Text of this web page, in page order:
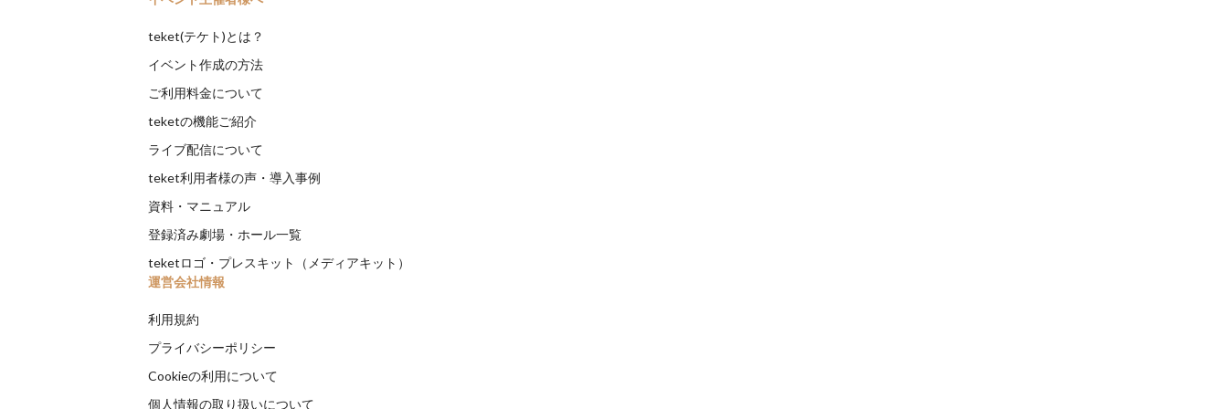
teket(テケト)とは？
イベント作成の方法
ご利用料金について
teketの機能ご紹介
ライブ配信について
teket利用者様の声・導入事例
資料・マニュアル
登録済み劇場・ホール一覧
teketロゴ・プレスキット（メディアキット）
運営会社情報
利用規約
プライバシーポリシー
Cookieの利用について
個人情報の取り扱いについて